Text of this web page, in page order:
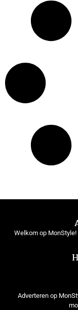
Welkom op
Adverteren op